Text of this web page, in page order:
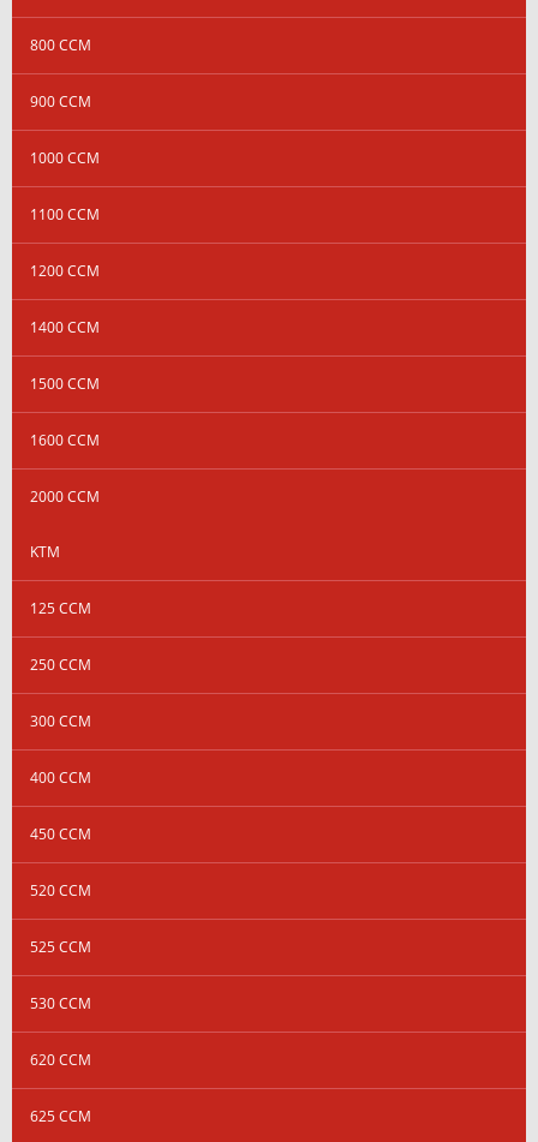
800 CCM
900 CCM
1000 CCM
1100 CCM
1200 CCM
1400 CCM
1500 CCM
1600 CCM
2000 CCM
KTM
125 CCM
250 CCM
300 CCM
400 CCM
450 CCM
520 CCM
525 CCM
530 CCM
620 CCM
625 CCM